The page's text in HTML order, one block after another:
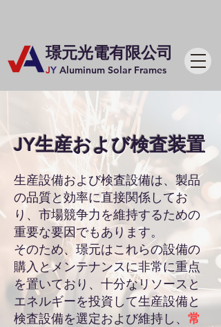
​璟元光電有限公司
JY Aluminum Solar Frames
JY生産および検査装置
生産設備および検査設備は、製品
の品質と効率に直接関係してお
り、市場競争力を維持するための
重要な要因でもあります。
そのため、璟元はこれらの設備の
購入とメンテナンスに非常に重点
を置いており、十分なリソースと
エネルギーを投資して生産設備と
検査設備を選定および維持し、 常